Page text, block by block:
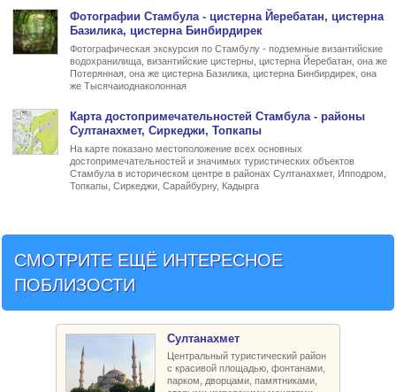
Фотографии Стамбула -цистерна Йеребатан, цистерна
Базилика, цистерна Бинбирдирек
Фотографическая экскурсия по Стамбулу - подземные византийские
водохранилища, византийские цистерны, цистерна Йеребатан, она же
Потерянная, она же цистерна Базилика, цистерна Бинбирдирек, она
же Тысячаиоднаколонная
Карта достопримечательностей Стамбула- районы
Султанахмет, Сиркеджи, Топкапы
На карте показано местоположение всех основных
достопримечательностей и значимых туристических объектов
Стамбула в историческом центре в районах Султанахмет, Ипподром,
Топкапы, Сиркеджи, Сарайбурну, Кадырга
СМОТРИТЕ ЕЩЁ ИНТЕРЕСНОЕ
ПОБЛИЗОСТИ
Султанахмет
Центральный туристический район
с красивой площадью, фонтанами,
парком, дворцами, памятниками,